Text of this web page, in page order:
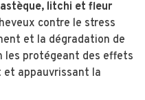
litchi et fleur
contre le stress
et la dégradation de
les protégeant des effets
et appauvrissant la